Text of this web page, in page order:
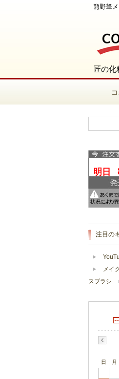
匠の化
熊野筆
注目の
メイ
スブラシ
日 月